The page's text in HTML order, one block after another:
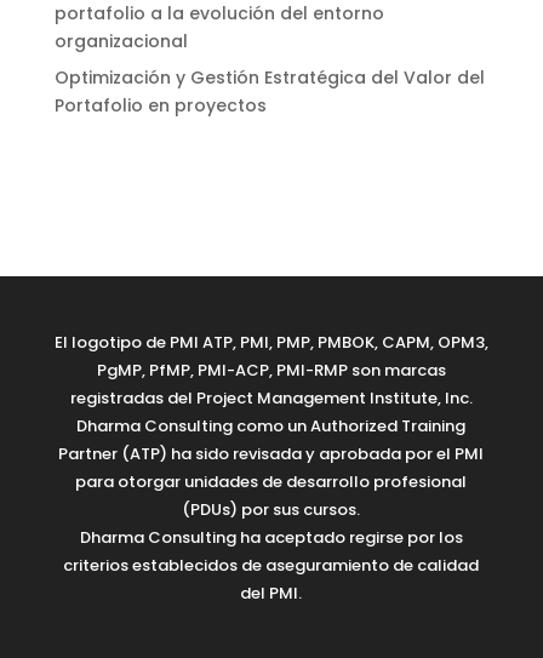
portafolio a la evolución del entorno
organizacional
Optimización y Gestión Estratégica del Valor del
Portafolio en proyectos
El logotipo de PMI ATP, PMI, PMP, PMBOK, CAPM, OPM3,
PgMP, PfMP, PMI-ACP, PMI-RMP son marcas
registradas del Project Management Institute, Inc.
Dharma Consulting como un Authorized Training
Partner (ATP) ha sido revisada y aprobada por el PMI
para otorgar unidades de desarrollo profesional
(PDUs) por sus cursos.
Dharma Consulting ha aceptado regirse por los
criterios establecidos de aseguramiento de calidad
del PMI.